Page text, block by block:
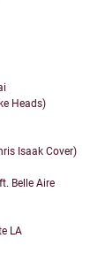
Heads)
Isaak Cover)
Belle Aire
LA